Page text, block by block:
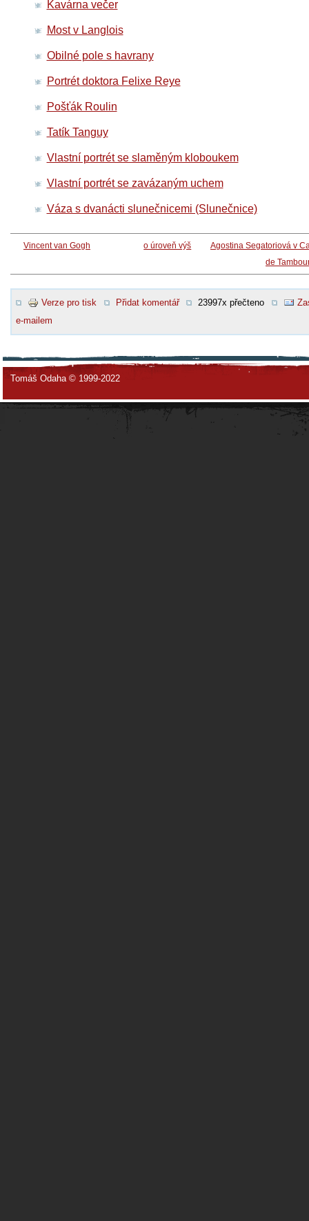
Kavárna večer
Most v Langlois
Obilné pole s havrany
Portrét doktora Felixe Reye
Pošťák Roulin
Tatík Tanguy
Vlastní portrét se slaměným kloboukem
Vlastní portrét se zavázaným uchem
Váza s dvanácti slunečnicemi (Slunečnice)
Vincent van Gogh o úroveň výš
Agostina Segatoriová v
de
Verze pro tisk Přidat komentář 23997x přečteno
e-mailem
Tomáš Odaha © 1999-2022